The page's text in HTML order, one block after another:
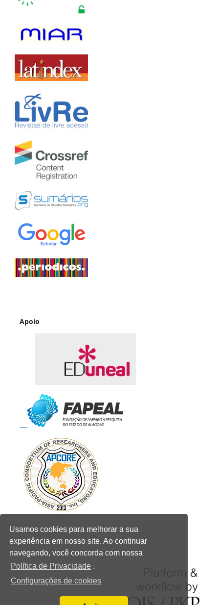
Usamos cookies para melhorar a sua
experiência em nosso site. Ao continuar
navegando, você concorda com nossa
Política de Privacidade .
Configurações de cookies
Apoio